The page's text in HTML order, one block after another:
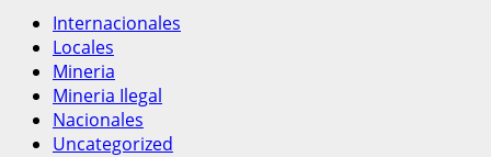
Internacionales
Locales
Mineria
Mineria Ilegal
Nacionales
Uncategorized